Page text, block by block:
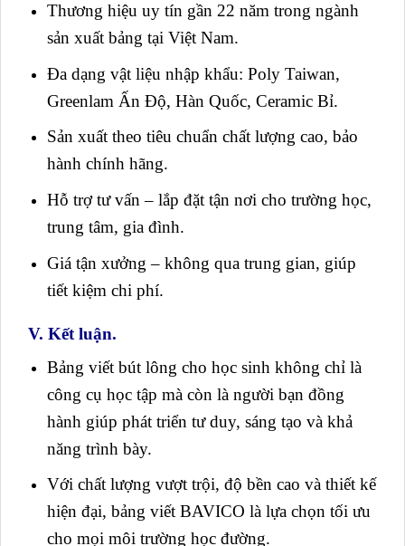
Thương hiệu uy tín gần 22 năm trong ngành
sản xuất bảng tại Việt Nam.
Đa dạng vật liệu nhập khẩu: Poly Taiwan,
Greenlam Ấn Độ, Hàn Quốc, Ceramic Bỉ.
Sản xuất theo tiêu chuẩn chất lượng cao, bảo
hành chính hãng.
Hỗ trợ tư vấn – lắp đặt tận nơi cho trường học,
trung tâm, gia đình.
Giá tận xưởng – không qua trung gian, giúp
tiết kiệm chi phí.
V. Kết luận.
Bảng viết bút lông cho học sinh không chỉ là
công cụ học tập mà còn là người bạn đồng
hành giúp phát triển tư duy, sáng tạo và khả
năng trình bày.
Với chất lượng vượt trội, độ bền cao và thiết kế
hiện đại, bảng viết BAVICO là lựa chọn tối ưu
cho mọi môi trường học đường.